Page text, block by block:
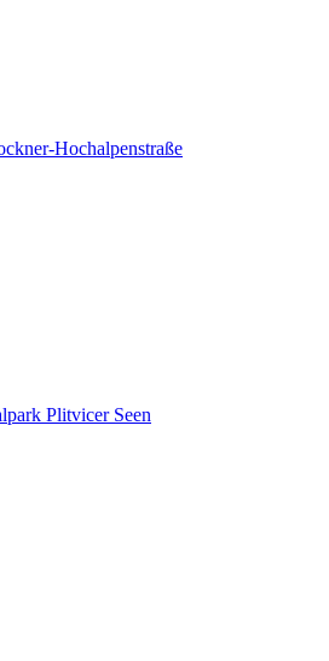
Hochalpenstraße
Plitvicer Seen